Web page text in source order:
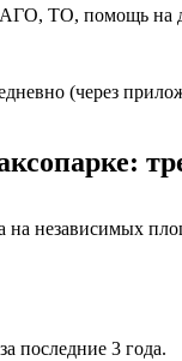
ТО, помощь на
(через
на независимых
последние 3 года.